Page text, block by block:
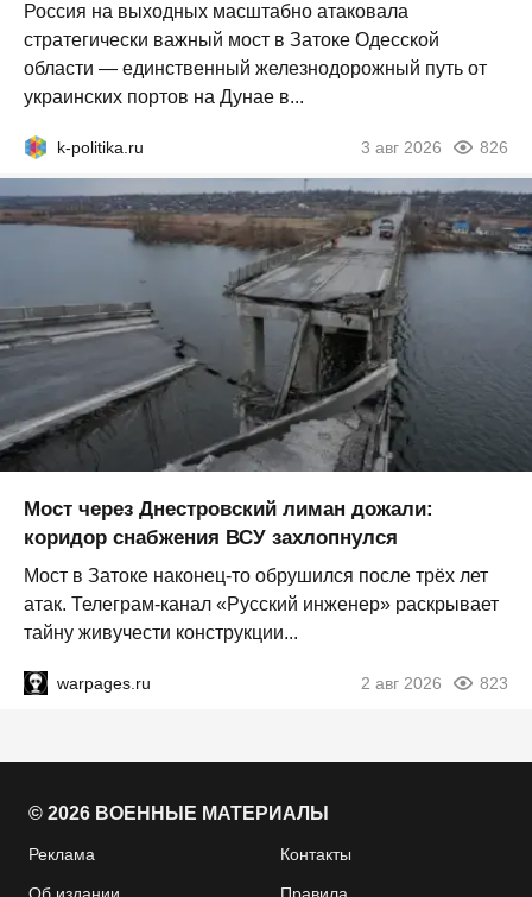
Россия на выходных масштабно атаковала
стратегически важный мост в Затоке Одесской
области — единственный железнодорожный путь от
украинских портов на Дунае в...
k-politika.ru 3 авг 2026 826
Мост через Днестровский лиман дожали:
коридор снабжения ВСУ захлопнулся
Мост в Затоке наконец-то обрушился после трёх лет
атак. Телеграм-канал «Русский инженер» раскрывает
тайну живучести конструкции...
warpages.ru 2 авг 2026 823
© 2026 ВОЕННЫЕ МАТЕРИАЛЫ
Реклама Контакты